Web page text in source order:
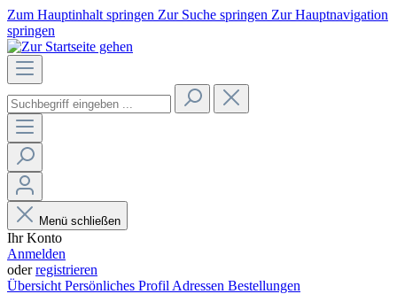
Zum Hauptinhalt springen Zur Suche springen Zur Hauptnavigation
springen
Menü schließen
Ihr Konto
Anmelden
oderregistrieren
Übersicht Persönliches Profil Adressen Bestellungen